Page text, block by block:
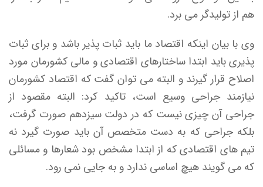
هم از تولیدگر می برد.
وی با بیان اینکه اقتصاد ما باید ثبات پذیر باشد و برای ثبات
پذیری باید ابتدا ساختارهای اقتصادی و مالی کشورمان مورد
اصلاح قرار گیرند و البته می توان گفت که اقتصاد کشورمان
نیازمند جراحی وسیع است، تاکید کرد: البته مقصود از
جراحی آن چیزی نیست که در دولت سیزدهم صورت گرفت،
بلکه جراحی که به دست متخصص آن باید صورت گیرد نه
تیم های اقتصادی که از ابتدا مشخص بود شعارها و مسائلی
که می گویند هیچ اساسی ندارد و به جایی نمی رود.